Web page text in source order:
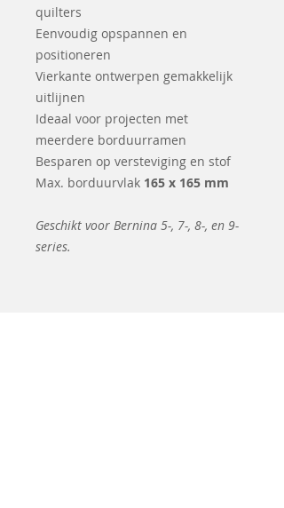
quilters
Eenvoudig opspannen en
positioneren
Vierkante ontwerpen gemakkelijk
uitlijnen
Ideaal voor projecten met
meerdere borduurramen
Besparen op versteviging en stof
Max. borduurvlak 165 x 165 mm
Geschikt voor Bernina 5-, 7-, 8-, en 9-
series.